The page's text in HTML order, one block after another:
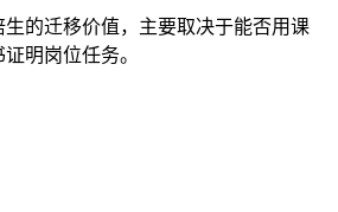
的迁移价值，主要取决于能否用课
明岗位任务。